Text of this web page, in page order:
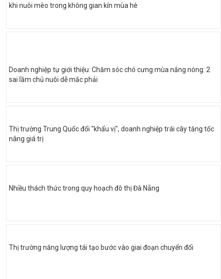
khi nuôi mèo trong không gian kín mùa hè
Doanh nghiệp tự giới thiệu: Chăm sóc chó cưng mùa nắng nóng: 2
sai lầm chủ nuôi dễ mắc phải
Thị trường Trung Quốc đổi "khẩu vị", doanh nghiệp trái cây tăng tốc
nâng giá trị
Nhiều thách thức trong quy hoạch đô thị Đà Nẵng
Thị trường năng lượng tái tạo bước vào giai đoạn chuyển đổi